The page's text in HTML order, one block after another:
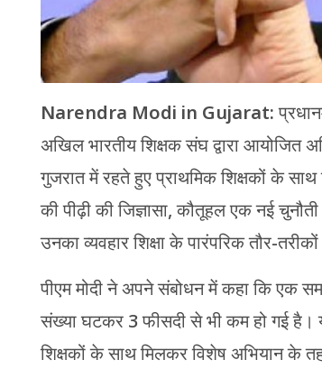
Narendra Modi in Gujarat:
अखिल भारतीय शिक्षक संघ द्वारा आयोजित
गुजरात में रहते हुए प्राथमिक शिक्षकों के
की पीढ़ी की जिज्ञासा, कौतूहल एक नई
उनका व्यवहार शिक्षा के पारंपरिक तौर-
पीएम मोदी ने अपने संबोधन में कहा कि
संख्या घटकर 3 फीसदी से भी कम हो गई है।
शिक्षकों के साथ मिलकर विशेष अभियान के